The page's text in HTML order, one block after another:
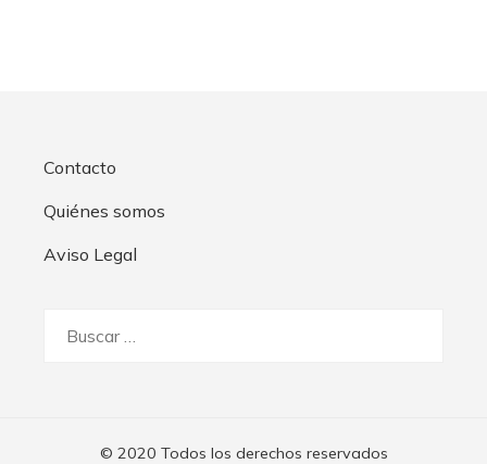
Contacto
Quiénes somos
Aviso Legal
© 2020 Todos los derechos reservados